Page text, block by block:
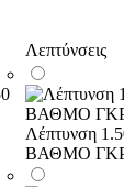
Λεπτύνσεις
Λέπτυνση
ΒΑΘΜΟ